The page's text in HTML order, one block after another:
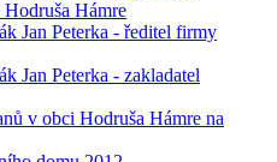
Hodruša Hámre
Jan Peterka - ředitel firmy
Jan Peterka - zakladatel
v obci Hodruša Hámre na